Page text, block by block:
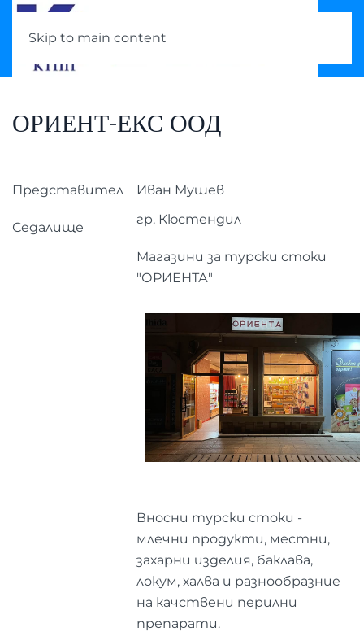
Skip to main content
ОРИЕНТ-ЕКС ООД
Представител Иван Мушев
Седалище
гр. Кюстендил
Магазини за турски стоки
"ОРИЕНТА"
Вносни турски стоки -
млечни продукти, местни,
захарни изделия, баклава,
локум, халва и разнообразние
на качствени перилни
препарати.